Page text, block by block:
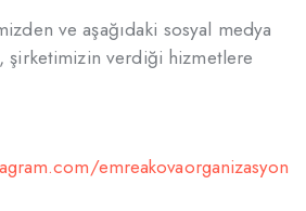
ve aşağıdaki sosyal medya
şirketimizin verdiği hizmetlere
emreakovaorganizasyon